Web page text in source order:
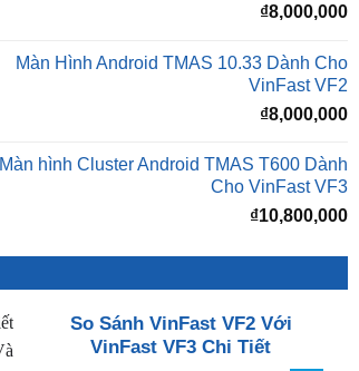
₫8,000,000
Màn Hình Android TMAS 10.33 Dành Cho
VinFast VF2
₫8,000,000
Màn hình Cluster Android TMAS T600 Dành
Cho VinFast VF3
₫10,800,000
So Sánh VinFast VF2 Với
VinFast VF3 Chi Tiết